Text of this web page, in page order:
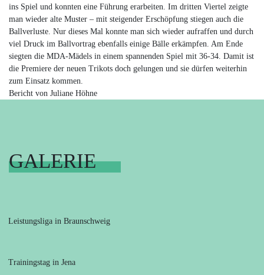
ins Spiel und konnten eine Führung erarbeiten. Im dritten Viertel zeigte
man wieder alte Muster – mit steigender Erschöpfung stiegen auch die
Ballverluste. Nur dieses Mal konnte man sich wieder aufraffen und durch
viel Druck im Ballvortrag ebenfalls einige Bälle erkämpfen. Am Ende
siegten die MDA-Mädels in einem spannenden Spiel mit 36-34. Damit ist
die Premiere der neuen Trikots doch gelungen und sie dürfen weiterhin
zum Einsatz kommen.
Bericht von Juliane Höhne
GALERIE
Leistungsliga in Braunschweig
Trainingstag in Jena